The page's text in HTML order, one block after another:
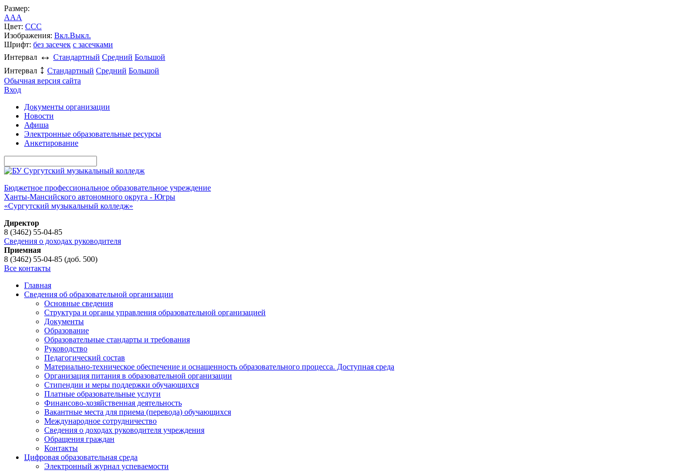
Размер:
AAA
Цвет: CCC
Изображения: Вкл.Выкл.
Шрифт: без засечек с засечками
Интервал ↔ Стандартный Средний Большой
Интервал ↕ Стандартный Средний Большой
Обычная версия сайта
Вход
Документы организации
Новости
Афиша
Электронные образовательные ресурсы
Анкетирование
Бюджетное профессиональное образовательное учреждение
Ханты-Мансийского автономного округа - Югры
«Сургутский музыкальный колледж»
Директор
8 (3462) 55-04-85
Сведения о доходах руководителя
Приемная
8 (3462) 55-04-85 (доб. 500)
Все контакты
Главная
Сведения об образовательной организации
Основные сведения
Структура и органы управления образовательной организацией
Документы
Образование
Образовательные стандарты и требования
Руководство
Педагогический состав
Материально-техническое обеспечение и оснащенность образовательного процесса. Доступная среда
Организация питания в образовательной организации
Стипендии и меры поддержки обучающихся
Платные образовательные услуги
Финансово-хозяйственная деятельность
Вакантные места для приема (перевода) обучающихся
Международное сотрудничество
Сведения о доходах руководителя учреждения
Обращения граждан
Контакты
Цифровая образовательная среда
Электронный журнал успеваемости